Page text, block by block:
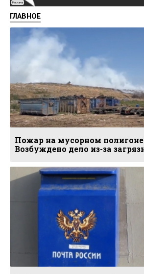
Реклама
ГЛАВНОЕ
Пожар на мусорном полигоне
Возбуждено дело из-за